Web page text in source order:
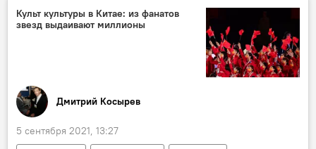
Культ культуры в Китае: из фанатов
звезд выдаивают миллионы
Дмитрий Косырев
5 сентября 2021, 13:27